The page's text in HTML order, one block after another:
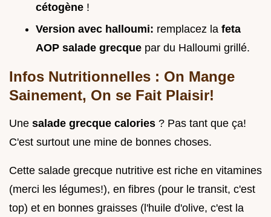
cétogène !
Version avec halloumi: remplacez la feta
AOP salade grecque par du Halloumi grillé.
Infos Nutritionnelles : On Mange
Sainement, On se Fait Plaisir!
Une salade grecque calories ? Pas tant que ça!
C'est surtout une mine de bonnes choses.
Cette salade grecque nutritive est riche en vitamines
(merci les légumes!), en fibres (pour le transit, c'est
top) et en bonnes graisses (l'huile d'olive, c'est la